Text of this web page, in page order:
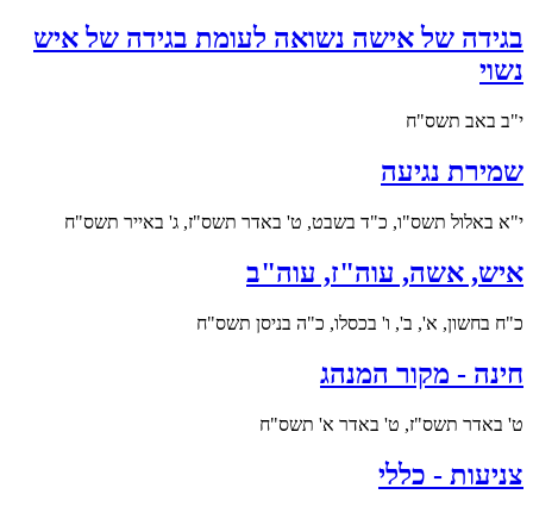
בגידה של אישה נשואה לעומת בגידה של איש
נשוי
י"ב באב תשס"ח
שמירת נגיעה
י"א באלול תשס"ו, כ"ד בשבט, ט' באדר תשס"ז, ג' באייר תשס"ח
איש, אשה, עוה"ז, עוה"ב
כ"ח בחשון, א', ב', ו' בכסלו, כ"ה בניסן תשס"ח
חינה - מקור המנהג
ט' באדר תשס"ז, ט' באדר א' תשס"ח
צניעות - כללי